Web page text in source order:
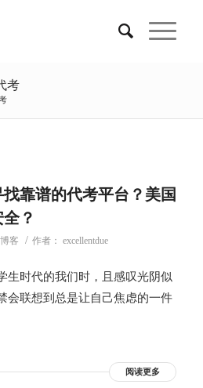
考
靠谱的代考平台？美国
？
客 / 作者： excellentdue
生时代的我们时，且感叹光阴似
会联想到总是让自己焦虑的一件
阅读更多